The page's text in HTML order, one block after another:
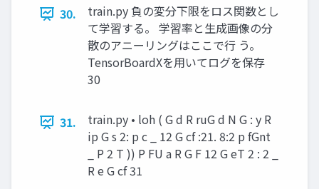
30.
train.py 負の変分下限をロス関数とし
て学習する。 学習率と生成画像の分
散のアニーリングはここで行 う。
TensorBoardXを用いてログを保存
30
31.
train.py • loh ( G d R ruG d N G : y R
ip G s 2: p c _ 12 G cf :21. 8:2 p fGnt
_ P 2 T )) P FU a R G F 12 G eT 2 : 2 _
R e G cf 31